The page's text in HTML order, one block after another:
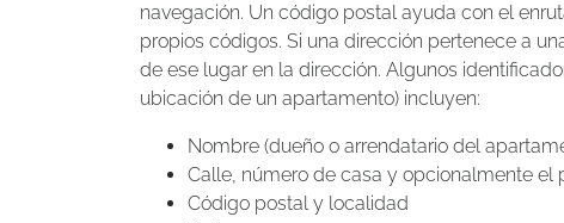
navegación. Un código postal ayuda con el
propios códigos. Si una dirección pertenece a
de ese lugar en la dirección. Algunos
ubicación de un apartamento) incluyen:
Nombre (dueño o arrendatario del
Calle, número de casa y opcionalmente el
Código postal y localidad